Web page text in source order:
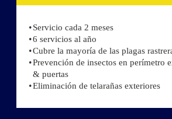
Servicio cada 2 meses
6 servicios al año
Cubre la mayoría de las plagas
Prevención de insectos en perímetro
& puertas
Eliminación de telarañas exteriores